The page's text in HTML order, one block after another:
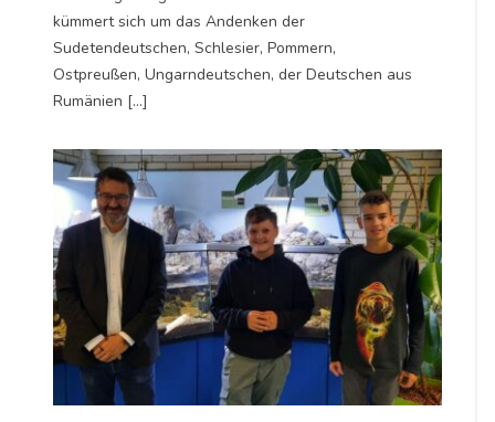
kümmert sich um das Andenken der
Sudetendeutschen, Schlesier, Pommern,
Ostpreußen, Ungarndeutschen, der Deutschen aus
Rumänien […]